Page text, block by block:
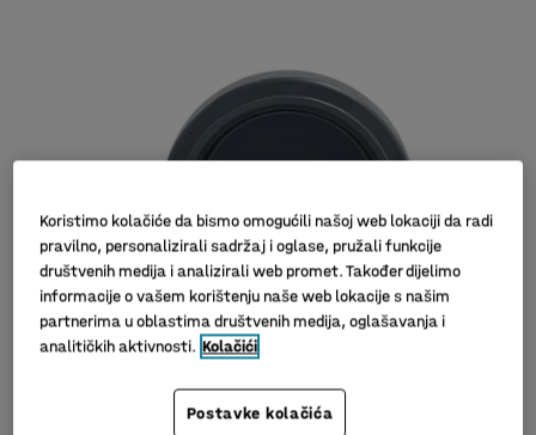
Koristimo kolačiće da bismo omogućili našoj web lokaciji da radi
pravilno, personalizirali sadržaj i oglase, pružali funkcije
društvenih medija i analizirali web promet. Također dijelimo
informacije o vašem korištenju naše web lokacije s našim
partnerima u oblastima društvenih medija, oglašavanja i
analitičkih aktivnosti. Kolačići
Postavke kolačića